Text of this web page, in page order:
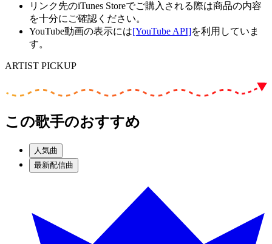
リンク先のiTunes Storeでご購入される際は商品の内容
を十分にご確認ください。
YouTube動画の表示には[YouTube API]を利用していま
す。
ARTIST PICKUP
この歌手のおすすめ
人気曲
最新配信曲